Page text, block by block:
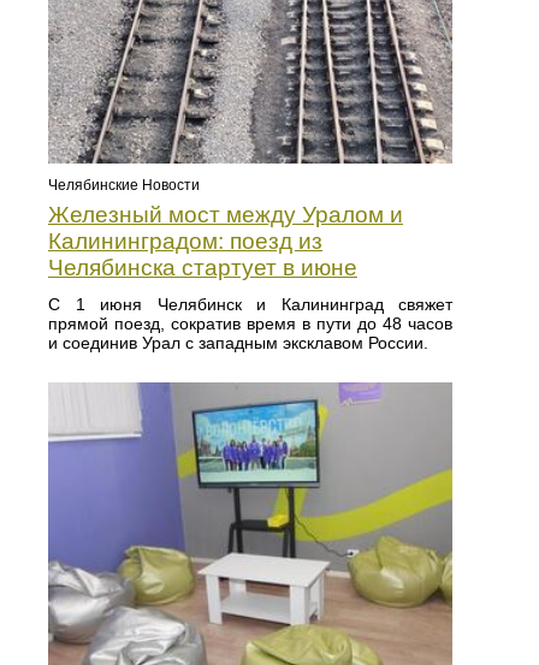
Челябинские Новости
Железный мост между Уралом и
Калининградом: поезд из
Челябинска стартует в июне
С 1 июня Челябинск и Калининград свяжет
прямой поезд, сократив время в пути до 48 часов
и соединив Урал с западным эксклавом России.